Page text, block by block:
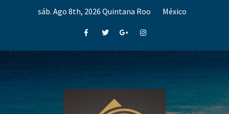
sáb. Ago 8th, 2026 Quintana Roo México
FacebookTwitterGoogle+Instagram